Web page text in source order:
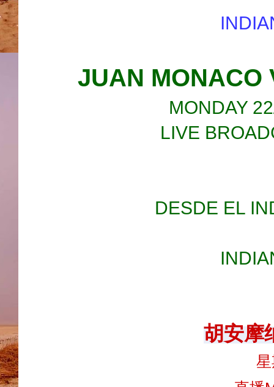
JUAN MONACO
MONDAY
LIVE
DESDE EL
胡安摩